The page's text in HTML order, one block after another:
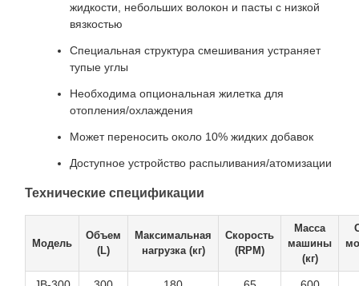
жидкости, небольших волокон и пасты с низкой
вязкостью
Специальная структура смешивания устраняет
тупые углы
Необходима опциональная жилетка для
отопления/охлаждения
Может переносить около 10% жидких добавок
Доступное устройство распыливания/атомизации
Технические спецификации
Модель
Объем
(L)
Максимальная
нагрузка (кг)
Скорость
(RPM)
Масса
машины
(кг)